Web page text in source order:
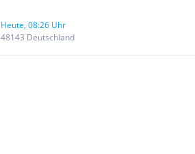
Heute, 08:26 Uhr
48143 Deutschland